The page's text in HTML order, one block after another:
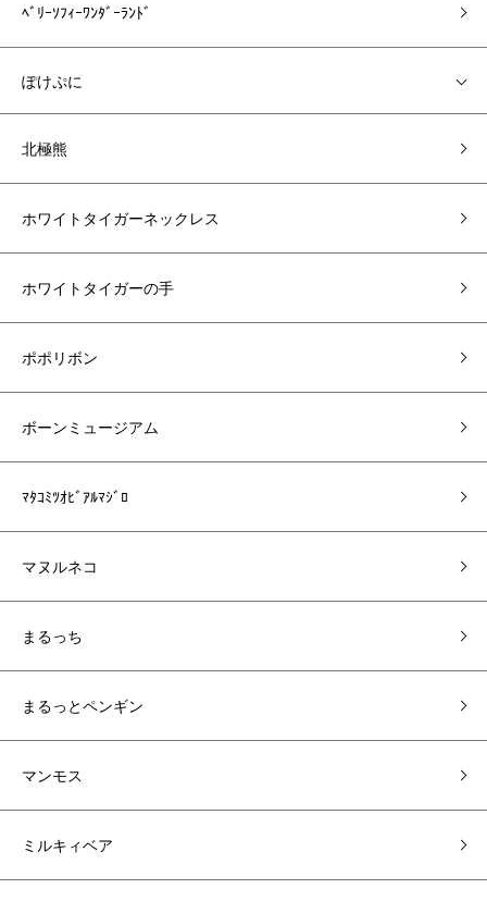
ﾍﾞﾘｰｿﾌｨｰﾜﾝﾀﾞｰﾗﾝﾄﾞ
ぽけぷに
北極熊
ホワイトタイガーネックレス
ホワイトタイガーの手
ポポリボン
ボーンミュージアム
ﾏﾀｺﾐﾂｵﾋﾞｱﾙﾏｼﾞﾛ
マヌルネコ
まるっち
まるっとペンギン
マンモス
ミルキィベア